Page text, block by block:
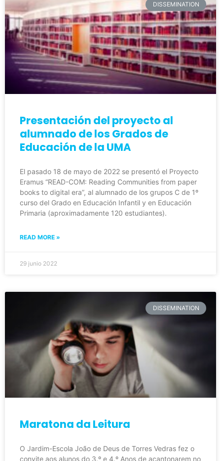
DISSEMINATION
Presentación del proyecto al
alumnado de los Grados de
Educación de la UMA
El pasado 18 de mayo de 2022 se presentó el Proyecto
Eramus “READ-COM: Reading Communities from paper
books to digital era”, al alumnado de los grupos C de 1º
curso del Grado en Educación Infantil y en Educación
Primaria (aproximadamente 120 estudiantes).
READ MORE »
29 junio 2022
DISSEMINATION
Maratona da Leitura
O Jardim-Escola João de Deus de Torres Vedras fez o
convite aos alunos do 3.º e 4.º Anos de acantonarem no